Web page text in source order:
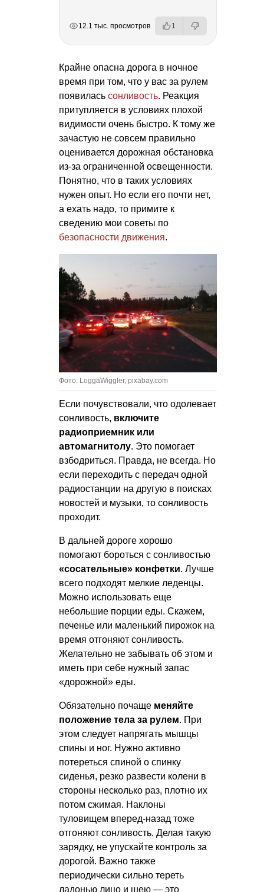
12.1 тыс. просмотров 1
Крайне опасна дорога в ночное
время при том, что у вас за рулем
появилась сонливость. Реакция
притупляется в условиях плохой
видимости очень быстро. К тому же
зачастую не совсем правильно
оценивается дорожная обстановка
из-за ограниченной освещенности.
Понятно, что в таких условиях
нужен опыт. Но если его почти нет,
а ехать надо, то примите к
сведению мои советы по
безопасности движения.
Фото: LoggaWiggler, pixabay.com
Если почувствовали, что одолевает
сонливость, включите
радиоприемник или
автомагнитолу. Это помогает
взбодриться. Правда, не всегда. Но
если переходить с передач одной
радиостанции на другую в поисках
новостей и музыки, то сонливость
проходит.
В дальней дороге хорошо
помогают бороться с сонливостью
«сосательные» конфетки. Лучше
всего подходят мелкие леденцы.
Можно использовать еще
небольшие порции еды. Скажем,
печенье или маленький пирожок на
время отгоняют сонливость.
Желательно не забывать об этом и
иметь при себе нужный запас
«дорожной» еды.
Обязательно почаще меняйте
положение тела за рулем. При
этом следует напрягать мышцы
спины и ног. Нужно активно
потереться спиной о спинку
сиденья, резко развести колени в
стороны несколько раз, плотно их
потом сжимая. Наклоны
туловищем вперед-назад тоже
отгоняют сонливость. Делая такую
зарядку, не упускайте контроль за
дорогой. Важно также
периодически сильно тереть
ладонью лицо и шею — это